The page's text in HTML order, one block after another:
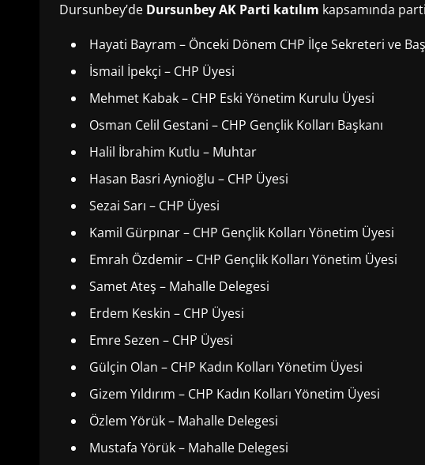
Dursunbey’de Dursunbey AK Parti katılım kapsamında
Hayati Bayram – Önceki Dönem CHP İlçe Sekreteri ve
İsmail İpekçi – CHP Üyesi
Mehmet Kabak – CHP Eski Yönetim Kurulu Üyesi
Osman Celil Gestani – CHP Gençlik Kolları Başkanı
Halil İbrahim Kutlu – Muhtar
Hasan Basri Aynioğlu – CHP Üyesi
Sezai Sarı – CHP Üyesi
Kamil Gürpınar – CHP Gençlik Kolları Yönetim Üyesi
Emrah Özdemir – CHP Gençlik Kolları Yönetim Üyesi
Samet Ateş – Mahalle Delegesi
Erdem Keskin – CHP Üyesi
Emre Sezen – CHP Üyesi
Gülçin Olan – CHP Kadın Kolları Yönetim Üyesi
Gizem Yıldırım – CHP Kadın Kolları Yönetim Üyesi
Özlem Yörük – Mahalle Delegesi
Mustafa Yörük – Mahalle Delegesi